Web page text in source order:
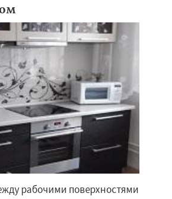
рабочими поверхностями